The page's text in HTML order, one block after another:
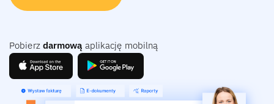
Pobierz darmową aplikację mobilną